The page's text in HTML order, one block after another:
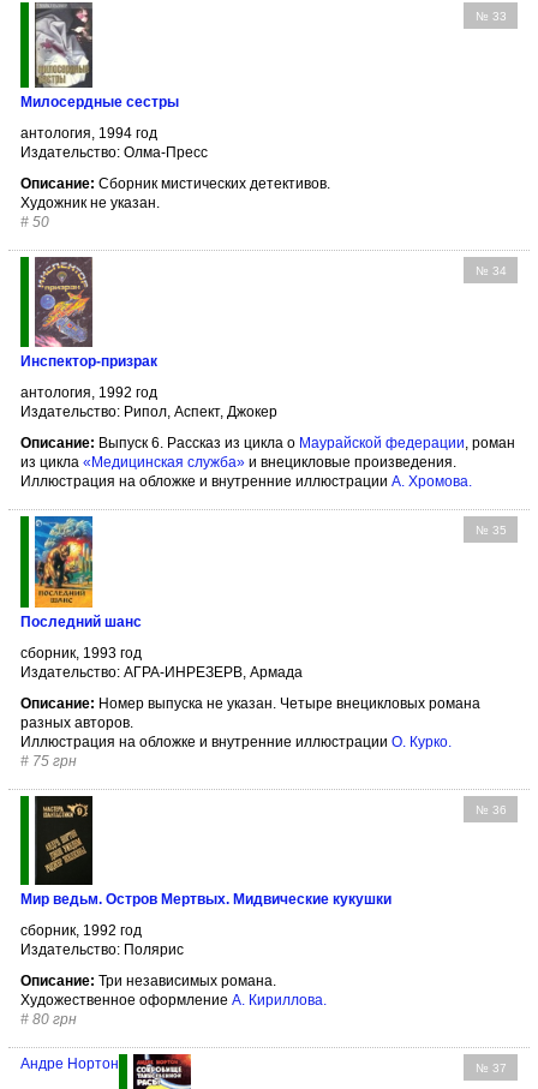
№ 33
Милосердные сестры
антология, 1994 год
Издательство: Олма-Пресс
Описание: Сборник мистических детективов.
Художник не указан.
# 50
№ 34
Инспектор-призрак
антология, 1992 год
Издательство: Рипол, Аспект, Джокер
Описание: Выпуск 6. Рассказ из цикла о Маурайской федерации, роман
из цикла «Медицинская служба» и внецикловые произведения.
Иллюстрация на обложке и внутренние иллюстрации А. Хромова.
№ 35
Последний шанс
сборник, 1993 год
Издательство: АГРА-ИНРЕЗЕРВ, Армада
Описание: Номер выпуска не указан. Четыре внецикловых романа
разных авторов.
Иллюстрация на обложке и внутренние иллюстрации О. Курко.
# 75 грн
№ 36
Мир ведьм. Остров Мертвых. Мидвические кукушки
сборник, 1992 год
Издательство: Полярис
Описание: Три независимых романа.
Художественное оформление А. Кириллова.
# 80 грн
№ 37
Андре Нортон